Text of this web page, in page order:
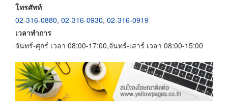
โทรศัพท์
02-316-0880, 02-316-0930, 02-316-0919
เวลาทำการ
จันทร์-ศุกร์ เวลา 08:00-17:00,จันทร์-เสาร์ เวลา 08:00-15:00